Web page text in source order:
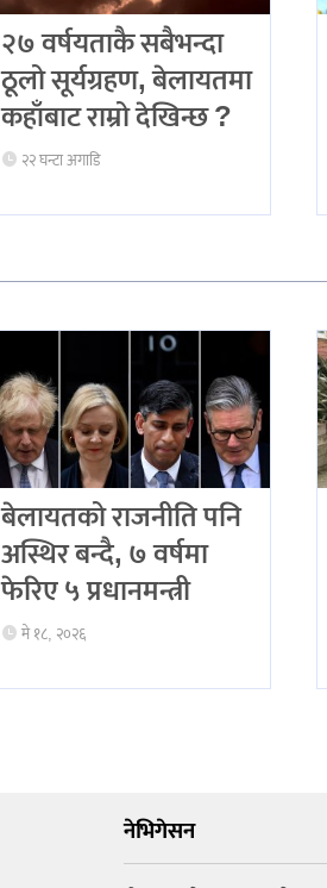
२७ वर्षयताकै सबैभन्दा
ठूलो सूर्यग्रहण, बेलायतमा
कहाँबाट राम्रो देखिन्छ ?
२२ घन्टा अगाडि
बेलायतको राजनीति पनि
अस्थिर बन्दै, ७ वर्षमा
फेरिए ५ प्रधानमन्त्री
मे १८, २०२६
नेभिगेसन